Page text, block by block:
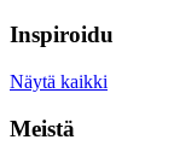
Inspiroidu
Näytä kaikki
Meistä